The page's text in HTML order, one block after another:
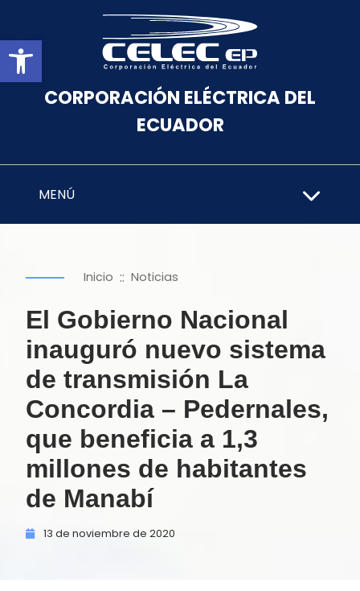
Abrir barra de herramientas
CORPORACIÓN ELÉCTRICA DEL
ECUADOR
MENÚ
Inicio :: Noticias
El Gobierno Nacional
inauguró nuevo sistema
de transmisión La
Concordia – Pedernales,
que beneficia a 1,3
millones de habitantes
de Manabí
13 de noviembre de 2020